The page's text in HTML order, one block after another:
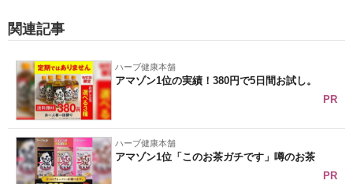
関連記事
ハーブ健康本舗
アマゾン1位の実績！380円で5日間お試し。
PR
ハーブ健康本舗
アマゾン1位「このお茶ガチです」噂のお茶
PR